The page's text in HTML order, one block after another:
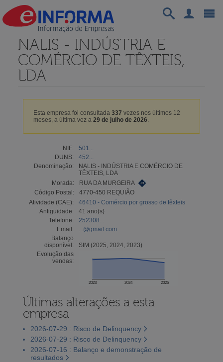
NALIS - INDÚSTRIA E
COMÉRCIO DE TÊXTEIS,
LDA
Esta empresa foi consultada 337 vezes nos últimos 12
meses, a última vez a 29 de julho de 2026.
NIF:
501...
DUNS:
452...
Denominação:
NALIS - INDÚSTRIA E COMÉRCIO DE
TÊXTEIS, LDA
Morada:
RUA DA MURGEIRA
Código Postal:
4770-450 REQUIÃO
Atividade (CAE):
46410 - Comércio por grosso de têxteis
Antiguidade:
41 ano(s)
Telefone:
252308...
Email:
...@gmail.com
Balanço
disponível:
SIM (2025, 2024, 2023)
Evolução das
vendas:
2023 2024 2025
Últimas alterações a esta
empresa
2026-07-29 : Risco de Delinquency
2026-07-29 : Risco de Delinquency
2026-07-16 : Balanço e demonstração de
resultados